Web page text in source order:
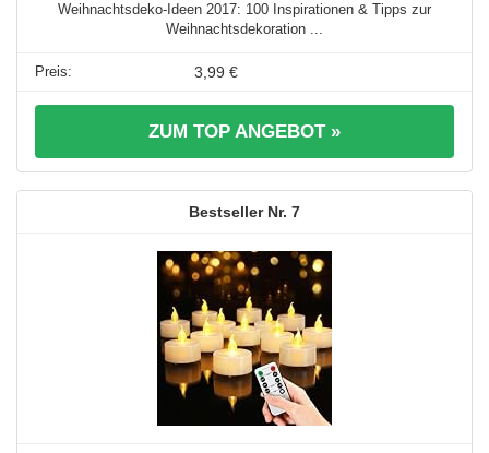
Weihnachtsdeko-Ideen 2017: 100 Inspirationen & Tipps zur
Weihnachtsdekoration ...
3,99 €
ZUM TOP ANGEBOT »
7